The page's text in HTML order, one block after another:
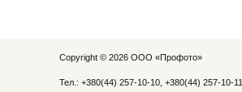
Copyright © 2026 ООО «Профото»
Тел.: +380(44) 257-10-10, +380(44) 257-10-11